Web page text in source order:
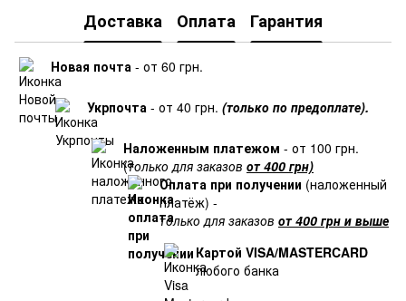
Доставка Оплата Гарантия
Новая почта - от 60 грн.
Укрпочта - от 40 грн. (только по предоплате).
Наложенным платежом - от 100 грн.
(только для заказов от 400 грн)
Оплата при получении (наложенный
платёж) -
только для заказов от 400 грн и выше
Картой VISA/MASTERCARD
любого банка